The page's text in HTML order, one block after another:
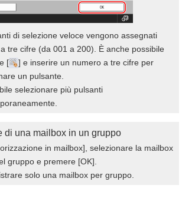
di selezione veloce vengono assegnati
tre cifre (da 001 a 200). È anche possibile
[
] e inserire un numero a tre cifre per
un pulsante.
selezionare più pulsanti
di una mailbox in un gruppo
in mailbox], selezionare la mailbox
gruppo e premere [OK].
solo una mailbox per gruppo.